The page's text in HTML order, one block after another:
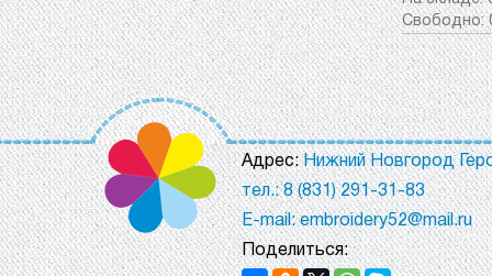
Свободно:
Адрес:Нижний Новгород
тел.: 8 (831) 291-31-83
E-mail: embroidery52@mail.ru
Поделиться: